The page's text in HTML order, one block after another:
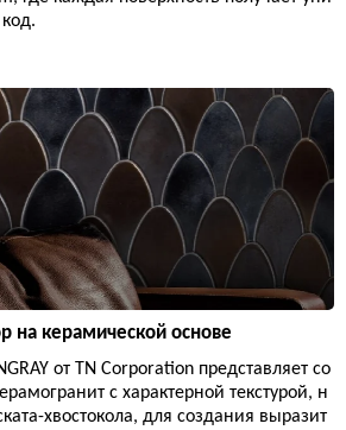
на керамической основе
от TN Corporation представляет со
с характерной текстурой, н
хвостокола, для создания выразит